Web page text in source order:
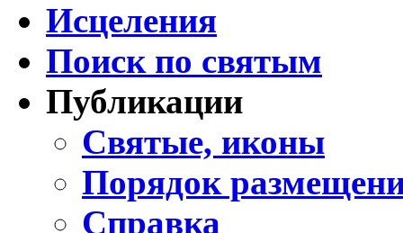
Исцеления
Поиск по святым
Публикации
Святые, иконы
Порядок
Справка